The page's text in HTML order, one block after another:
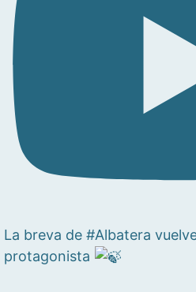
La breva de #Albatera
protagonista